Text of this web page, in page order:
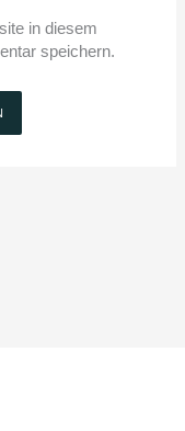
in diesem
speichern.